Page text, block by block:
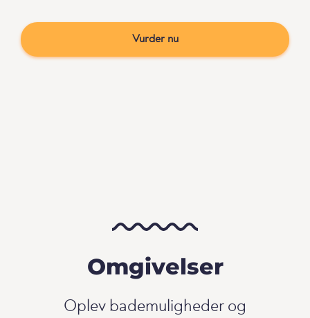
Vurder nu
Omgivelser
Oplev bademuligheder og